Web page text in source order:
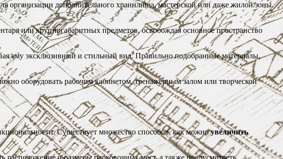
организации дополнительного хранилища, мастерской или даже жилой зоны.
или крупногабаритных предметов, освобождая основное пространство
ему эксклюзивный и стильный вид. Правильно подобранные материалы,
оборудовать рабочим кабинетом, тренажерным залом или творческой
Существует множество способов, как можноувеличить